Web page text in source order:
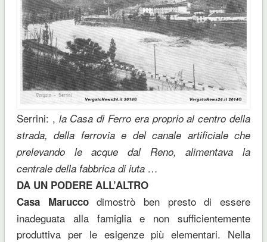
Serrini: , la Casa di Ferro era proprio al centro della
strada, della ferrovia e del canale artificiale che
prelevando le acque dal Reno, alimentava la
centrale della fabbrica di iuta …
DA UN PODERE ALL’ALTRO
Casa Maruccodimostrò ben presto di essere
inadeguata alla famiglia e non sufficientemente
produttiva per le esigenze più elementari. Nella